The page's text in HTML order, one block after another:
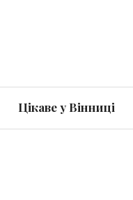
Цікаве у Вінниці